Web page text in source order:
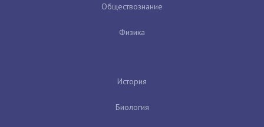
Обществознание
Физика
История
Биология